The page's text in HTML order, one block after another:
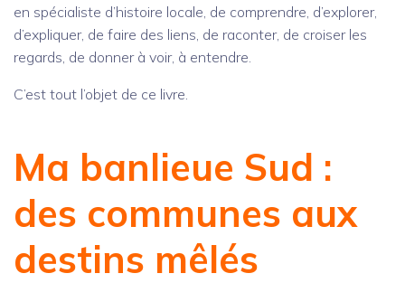
en spécialiste d’histoire locale, de comprendre, d’explorer,
d’expliquer, de faire des liens, de raconter, de croiser les
regards, de donner à voir, à entendre.
C’est tout l’objet de ce livre.
Ma banlieue Sud :
des communes aux
destins mêlés